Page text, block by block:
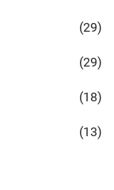
(29)
(29)
(18)
(13)